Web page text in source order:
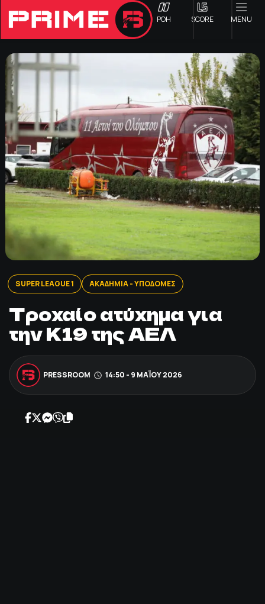
ΡΟΗ SCORE MENU
ΟΦΗ
Γ ΕΘΝΙΚΗ
Α1 ΕΠΣΗ
Α2 ΕΠΣΗ
Β1 ΕΠΣΗ
ΠΟΔΟΣΦΑΙΡΟ
ΑΛΛΑ ΣΠΟΡ
PRIME ZONE
ΕΠΙΚΑΙΡΟΤΗΤΑ
SUPER LEAGUE 1 ΑΚΑΔΗΜΙΑ - ΥΠΟΔΟΜΕΣ
Τροχαίο ατύχημα για
την Κ19 της ΑΕΛ
PRESSROOM 14:50 - 9 ΜΑΪ́ΟΥ 2026